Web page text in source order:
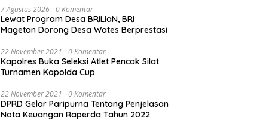
7 Agustus 2026 0 Komentar
Lewat Program Desa BRILiaN, BRI
Magetan Dorong Desa Wates Berprestasi
22 November 2021 0 Komentar
Kapolres Buka Seleksi Atlet Pencak Silat
Turnamen Kapolda Cup
22 November 2021 0 Komentar
DPRD Gelar Paripurna Tentang Penjelasan
Nota Keuangan Raperda Tahun 2022